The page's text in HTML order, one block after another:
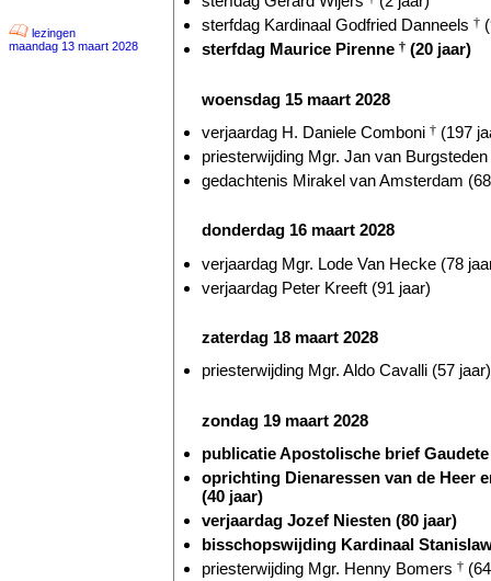
lezingen
maandag 13 maart 2028
sterfdag Kardinaal Godfried Danneels †
sterfdag Maurice Pirenne † (20 jaar)
woensdag 15 maart 2028
verjaardag H. Daniele Comboni † (197
priesterwijding Mgr. Jan van
gedachtenis Mirakel van Amsterdam
donderdag 16 maart 2028
verjaardag Mgr. Lode Van Hecke (78
verjaardag Peter Kreeft (91 jaar)
zaterdag 18 maart 2028
priesterwijding Mgr. Aldo Cavalli (57 jaar)
zondag 19 maart 2028
publicatie Apostolische brief
oprichting Dienaressen van de Heer
(40 jaar)
verjaardag Jozef Niesten (80 jaar)
bisschopswijding Kardinaal
priesterwijding Mgr. Henny Bomers †